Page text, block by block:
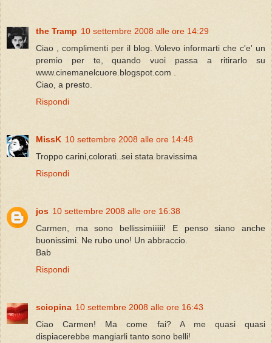
the Tramp 10 settembre 2008 alle ore 14:29
Ciao , complimenti per il blog. Volevo informarti che c'e' un
premio per te, quando vuoi passa a ritirarlo su
www.cinemanelcuore.blogspot.com .
Ciao, a presto.
Rispondi
MissK 10 settembre 2008 alle ore 14:48
Troppo carini,colorati..sei stata bravissima
Rispondi
jos 10 settembre 2008 alle ore 16:38
Carmen, ma sono bellissimiiiiii! E penso siano anche
buonissimi. Ne rubo uno! Un abbraccio.
Bab
Rispondi
sciopina 10 settembre 2008 alle ore 16:43
Ciao Carmen! Ma come fai? A me quasi quasi
dispiacerebbe mangiarli tanto sono belli!